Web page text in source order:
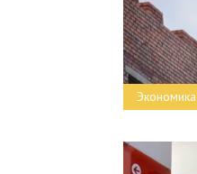
Экономика